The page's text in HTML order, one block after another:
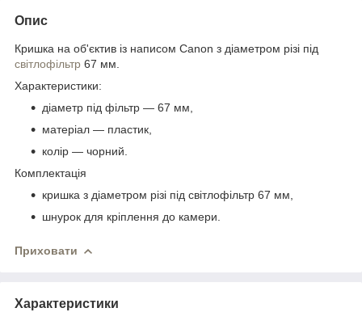
Опис
Кришка на об'єктив із написом Canon з діаметром різі під
світлофільтр 67 мм.
Характеристики:
діаметр під фільтр — 67 мм,
матеріал — пластик,
колір — чорний.
Комплектація
кришка з діаметром різі під світлофільтр 67 мм,
шнурок для кріплення до камери.
Приховати
Характеристики